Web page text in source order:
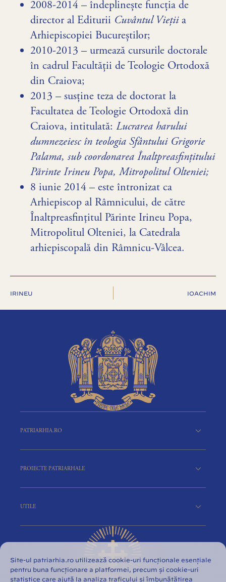
Site-ul patriarhia.ro utilizează cookie-uri funcționale esențiale
pentru buna funcționare a platformei, precum și cookie-uri
statistice care ajută la analiza traficului și îmbunătățirea
2008-2014 – îndeplinește funcția de
director al Editurii Cuvântul Viețiia
Arhiepiscopiei Bucureștilor;
2010-2013 – urmează cursurile doctorale
în cadrul Facultății de Teologie Ortodoxă
din Craiova;
2013 – susține teza de doctorat la
Facultatea de Teologie Ortodoxă din
Craiova, intitulată: Lucrarea harului
dumnezeiesc în teologia Sfântului Grigorie
Palama, sub coordonarea Înaltpreasfințitului
Părinte Irineu Popa, Mitropolitul Olteniei;
8 iunie 2014 – este întronizat ca
Arhiepiscop al Râmnicului, de către
Înaltpreasfinţitul Părinte Irineu Popa,
Mitropolitul Olteniei, la Catedrala
arhiepiscopală din Râmnicu-Vâlcea.
IRINEU IOACHIM
PATRIARHIA.RO
PROIECTE PATRIARHALE
UTILE